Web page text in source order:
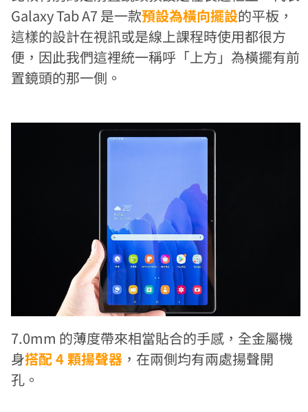
Galaxy Tab A7 是一款預設為橫向擺設的平板，
這樣的設計在視訊或是線上課程時使用都很方
便，因此我們這裡統一稱呼「上方」為橫擺有前
置鏡頭的那一側。
7.0mm 的薄度帶來相當貼合的手感，全金屬機
身搭配 4 顆揚聲器 ，在兩側均有兩處揚聲開
孔。